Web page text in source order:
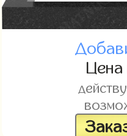
Цена